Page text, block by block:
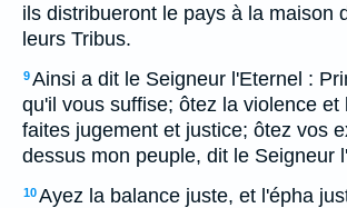
ils distribueront le pays à la maison
leurs Tribus.
9Ainsi a dit le Seigneur l'Eternel :
qu'il vous suffise; ôtez la violence et
faites jugement et justice; ôtez vos
dessus mon peuple, dit le Seigneur
10Ayez la balance juste, et l'épha